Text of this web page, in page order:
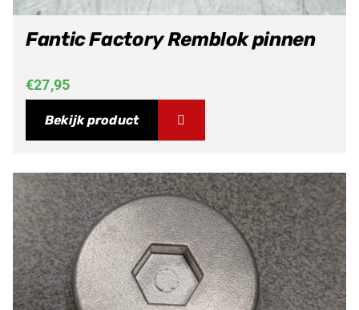
Fantic Factory Remblok pinnen
€27,95
Bekijk product